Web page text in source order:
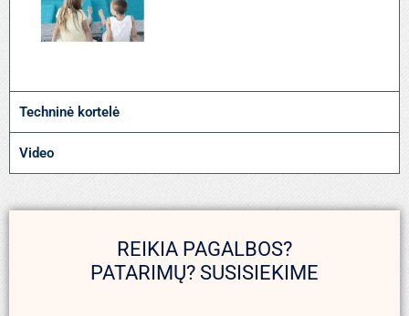
Techninė kortelė
Video
REIKIA PAGALBOS?
PATARIMŲ? SUSISIEKIME